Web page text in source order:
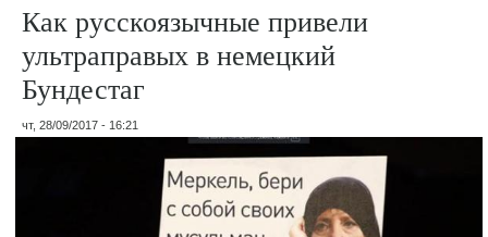
Как русскоязычные привели
ультраправых в немецкий
Бундестаг
чт, 28/09/2017 - 16:21